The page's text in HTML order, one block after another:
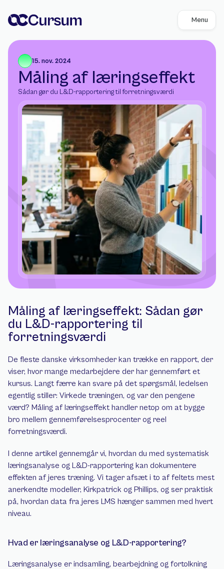
15. nov. 2024
Måling af læringseffekt
Sådan gør du L&D-rapportering til forretningsværdi
Måling af læringseffekt: Sådan gør
du L&D-rapportering til
forretningsværdi
De fleste danske virksomheder kan trække en rapport, der
viser, hvor mange medarbejdere der har gennemført et
kursus. Langt færre kan svare på det spørgsmål, ledelsen
egentlig stiller: Virkede træningen, og var den pengene
værd? Måling af læringseffekt handler netop om at bygge
bro mellem gennemførelsesprocenter og reel
forretningsværdi.
I denne artikel gennemgår vi, hvordan du med systematisk
læringsanalyse og L&D-rapportering kan dokumentere
effekten af jeres træning. Vi tager afsæt i to af feltets mest
anerkendte modeller, Kirkpatrick og Phillips, og ser praktisk
på, hvordan data fra jeres LMS hænger sammen med hvert
niveau.
Hvad er læringsanalyse og L&D-rapportering?
Læringsanalyse er indsamling, bearbejdning og fortolkning
Menu